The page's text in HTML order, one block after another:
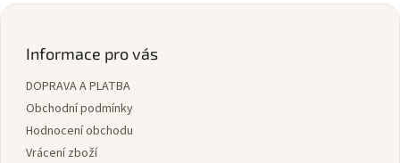
Z
Informace pro vás
DOPRAVA A PLATBA
Obchodní podmínky
Hodnocení obchodu
Vrácení zboží